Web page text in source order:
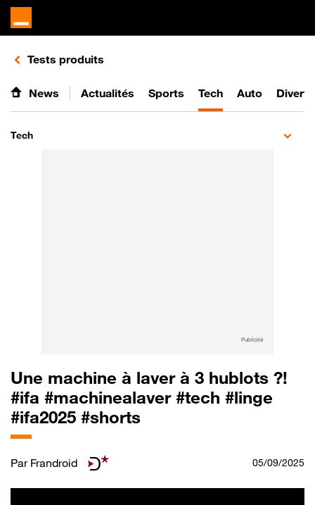
Retours vers le listing de vidéos de la catégorie
Tests produits
News Actualités Sports Tech Auto
Tech
Publicité
Une machine à laver à 3 hublots ?!
#ifa #machinealaver #tech #linge
#ifa2025 #shorts
Par Frandroid 05/09/2025